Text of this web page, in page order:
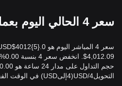
سعر 4 الحالي اليوم بعملة USD
التحويل4/USD(4إلىUSD) في الوقت الفعلي.